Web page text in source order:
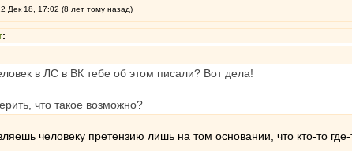
Дек 18, 17:02 (8 лет тому назад)
:
в ЛС в ВК тебе об этом писали? Вот дела!
что такое возможно?
человеку претензию лишь на том основании, что кто-то